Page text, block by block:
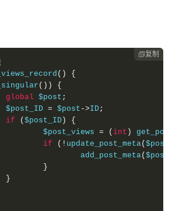
复制
()
{
())
{
global $post ;
		$post_ID
= $post ->ID ;
if
($post_ID)
{
			$post_views
= ( int )
if
(! update_post_meta(
				add_post_meta
(
}
}